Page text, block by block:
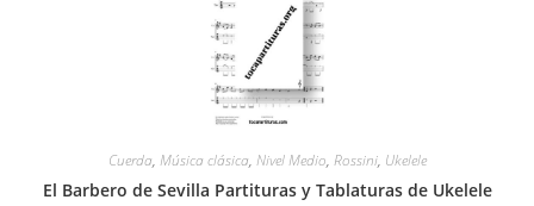
Cuerda, Música clásica, Nivel Medio, Rossini, Ukelele
El Barbero de Sevilla Partituras y Tablaturas de Ukelele